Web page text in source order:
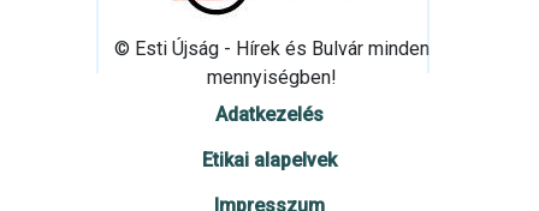
© Esti Újság - Hírek és Bulvár minden
mennyiségben!
Adatkezelés
Etikai alapelvek
Impresszum